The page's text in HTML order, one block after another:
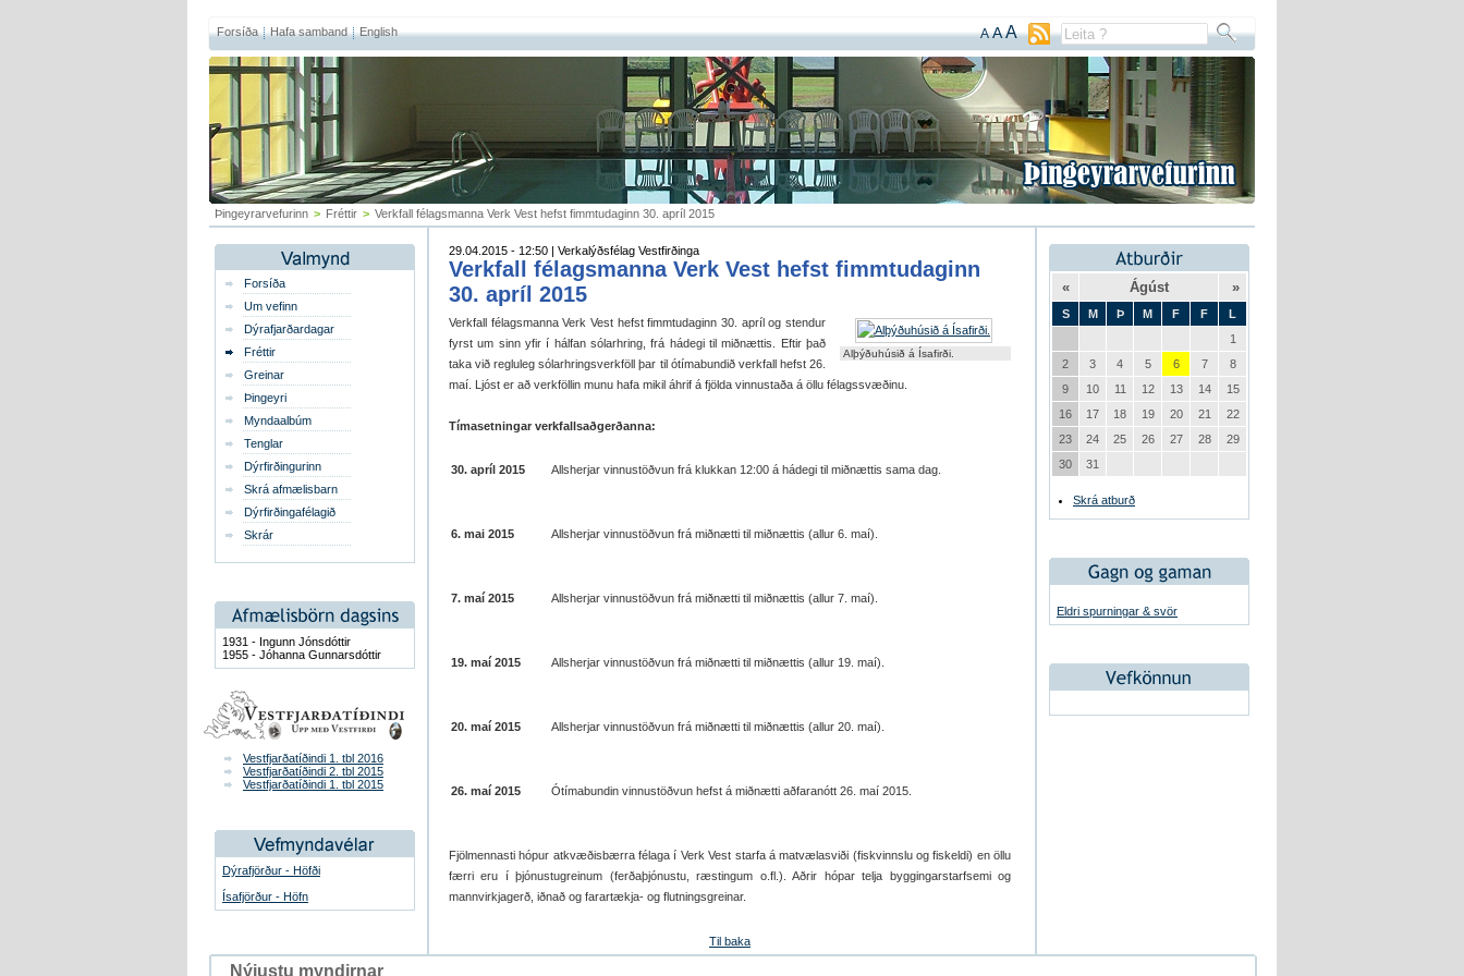
Forsíða Hafa samband English A AA
Þingeyrarvefurinn > Fréttir > Verkfall félagsmanna Verk Vest hefst fimmtudaginn 30. apríl 2015
Forsíða
Um vefinn
Dýrafjarðardagar
Fréttir
Greinar
Þingeyri
Myndaalbúm
Tenglar
Dýrfirðingurinn
Skrá afmælisbarn
Dýrfirðingafélagið
Skrár
1931 - Ingunn Jónsdóttir
1955 - Jóhanna Gunnarsdóttir
Vestfjarðatíðindi 1. tbl 2016
Vestfjarðatíðindi 2. tbl 2015
Vestfjarðatíðindi 1. tbl 2015
Dýrafjörður - Höfði
Ísafjörður - Höfn
29.04.2015 - 12:50 | Verkalýðsfélag Vestfirðinga
Verkfall félagsmanna Verk Vest hefst fimmtudaginn
30. apríl 2015
Alþýðuhúsið á Ísafirði.
Verkfall félagsmanna Verk Vest hefst fimmtudaginn 30. apríl og stendur
fyrst um sinn yfir í hálfan sólarhring, frá hádegi til miðnættis. Eftir það
taka við regluleg sólarhringsverkföll þar til ótímabundið verkfall hefst 26.
maí. Ljóst er að verkföllin munu hafa mikil áhrif á fjölda vinnustaða á öllu félagssvæðinu.
Tímasetningar verkfallsaðgerðanna:
30. apríl 2015 Allsherjar vinnustöðvun frá klukkan 12:00 á hádegi til miðnættis sama dag.
6. mai 2015 Allsherjar vinnustöðvun frá miðnætti til miðnættis (allur 6. maí).
7. maí 2015 Allsherjar vinnustöðvun frá miðnætti til miðnættis (allur 7. maí).
19. maí 2015 Allsherjar vinnustöðvun frá miðnætti til miðnættis (allur 19. maí).
20. maí 2015 Allsherjar vinnustöðvun frá miðnætti til miðnættis (allur 20. maí).
26. maí 2015 Ótímabundin vinnustöðvun hefst á miðnætti aðfaranótt 26. maí 2015.
Fjölmennasti hópur atkvæðisbærra félaga í Verk Vest starfa á matvælasviði (fiskvinnslu og fiskeldi) en öllu
færri eru í þjónustugreinum (ferðaþjónustu, ræstingum o.fl.). Aðrir hópar telja byggingarstarfsemi og
mannvirkjagerð, iðnað og farartækja- og flutningsgreinar.
Til baka
« Ágúst »
S M Þ M F F
L
1
2
3 4 5 6 7
8
9
10 11 12 13 14
15
16
17 18 19 20 21
22
23
24 25 26 27 28
29
30
31
Skrá atburð
Eldri spurningar & svör
Nýjustu myndirnar